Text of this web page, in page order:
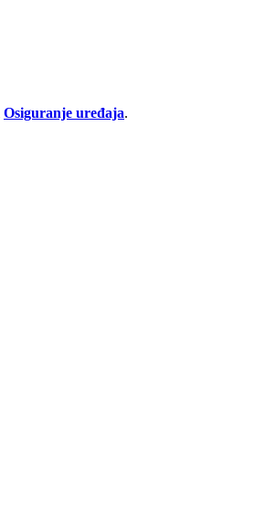
Osiguranje uređaja.